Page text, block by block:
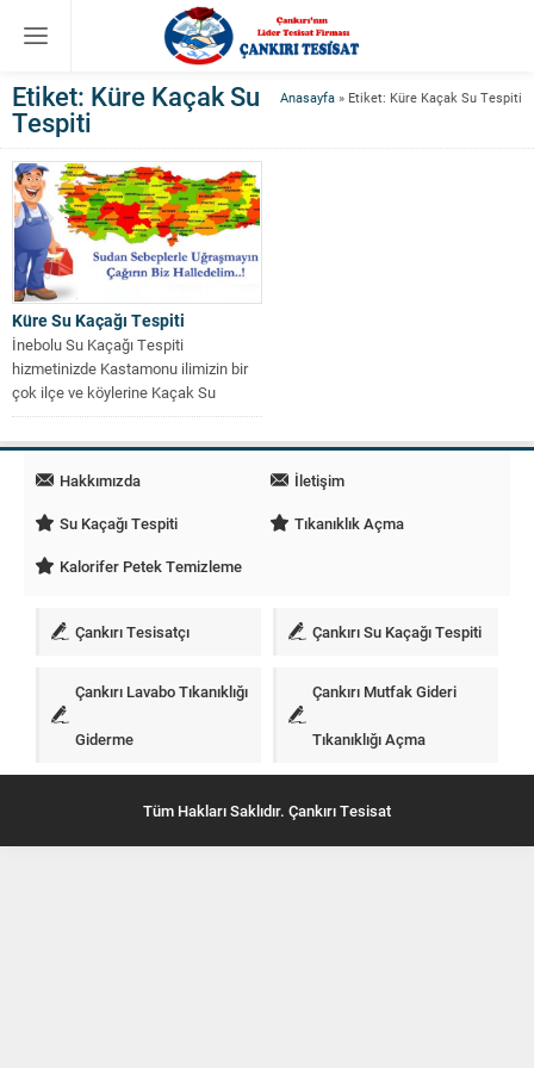
Anasayfa » Etiket: Küre Kaçak Su Tespiti
Etiket: Küre Kaçak Su
Tespiti
Küre Su Kaçağı Tespiti
İnebolu Su Kaçağı Tespiti
hizmetinizde Kastamonu ilimizin bir
çok ilçe ve köylerine Kaçak Su
Tespiti...
Hakkımızda
İletişim
Su Kaçağı Tespiti
Tıkanıklık Açma
Kalorifer Petek Temizleme
Çankırı Tesisatçı Çankırı Su Kaçağı Tespiti
Çankırı Lavabo Tıkanıklığı
Giderme
Çankırı Mutfak Gideri
Tıkanıklığı Açma
Tüm Hakları Saklıdır. Çankırı Tesisat